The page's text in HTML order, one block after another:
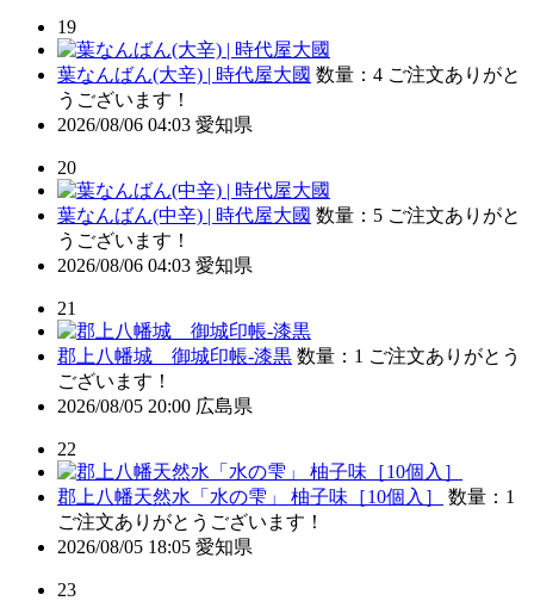
19
葉なんばん(大辛) | 時代屋大國 数量：4 ご注文ありがと
うございます！
2026/08/06 04:03 愛知県
20
葉なんばん(中辛) | 時代屋大國 数量：5 ご注文ありがと
うございます！
2026/08/06 04:03 愛知県
21
郡上八幡城 御城印帳-漆黒 数量：1 ご注文ありがとう
ございます！
2026/08/05 20:00 広島県
22
郡上八幡天然水「水の雫」 柚子味［10個入］
数量：1
ご注文ありがとうございます！
2026/08/05 18:05 愛知県
23